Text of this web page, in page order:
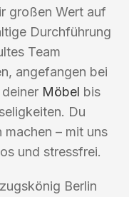
großen Wert auf
Durchführung
Team
angefangen bei
Möbel bis
Du
– mit uns
und stressfrei.
Berlin